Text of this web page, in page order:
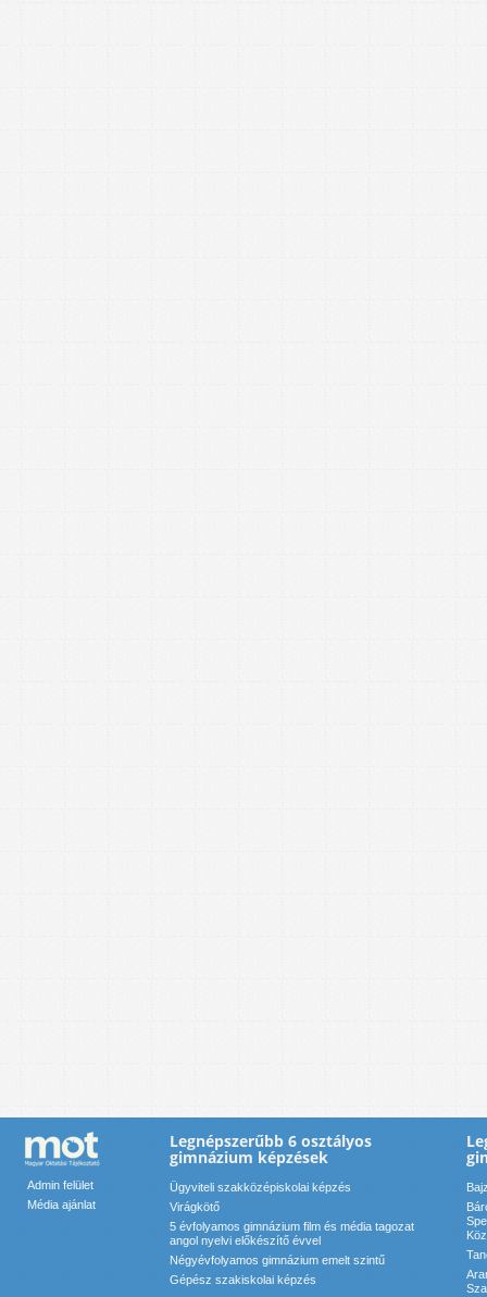
Admin felület
Média ajánlat
Legnépszerűbb 6 osztályos
gimnázium képzések
Ügyviteli szakközépiskolai képzés
Virágkötő
5 évfolyamos gimnázium film és média tagozat
angol nyelvi előkészítő évvel
Négyévfolyamos gimnázium emelt szintű
Gépész szakiskolai képzés